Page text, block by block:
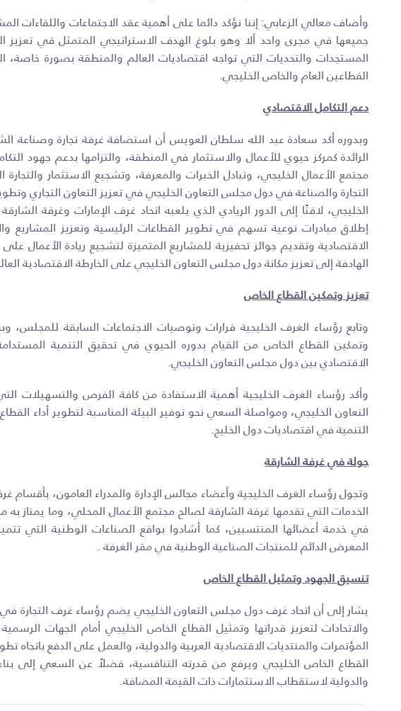
وأضاف معالي الزعابي: إننا نؤكد دائما على أهمية عقد الاجتماعات واللقاءات
جميعها في مجرى واحد ألا وهو بلوغ الهدف الاستراتيجي المتمثل في
المستجدات والتحديات التي تواجه اقتصاديات العالم والمنطقة بصورة خاصة،
القطاعين العام والخاص الخليجي.
دعم التكامل الاقتصادي
وبدوره أكد سعادة عبد الله سلطان العويس أن استضافة غرفة تجارة وصناعة
الرائدة كمركز حيوي للأعمال والاستثمار في المنطقة، والتزامها بدعم جهود
مجتمع الأعمال الخليجي، وتبادل الخبرات والمعرفة، وتشجيع الاستثمار
التجارة والصناعة في دول مجلس التعاون الخليجي في تعزيز التعاون التجاري
الخليجي، لافتًا إلى الدور الريادي الذي يلعبه اتحاد غرف الإمارات وغرفة
إطلاق مبادرات نوعية تسهم في تطوير القطاعات الرئيسية وتعزيز المشاريع
الاقتصادية وتقديم جوائز تحفيزية للمشاريع المتميزة لتشجيع ريادة
الهادفة إلى تعزيز مكانة دول مجلس التعاون الخليجي على الخارطة الاقتصادية
تعزيز وتمكين القطاع الخاص
وتابع رؤساء الغرف الخليجية قرارات وتوصيات الاجتماعات السابقة للمجلس،
وتمكين القطاع الخاص من القيام بدوره الحيوي في تحقيق التنمية
الاقتصادي بين دول مجلس التعاون الخليجي.
وأكد رؤساء الغرف الخليجية أهمية الاستفادة من كافة الفرص والتسهيلات
التعاون الخليجي، ومواصلة السعي نحو توفير البيئة المناسبة لتطوير أداء
التنمية في اقتصاديات دول الخليج.
جولة في غرفة الشارقة
وتجول رؤساء الغرف الخليجية وأعضاء مجالس الإدارة والمدراء العامون، بأقسام
الخدمات التي تقدمها غرفة الشارقة لصالح مجتمع الأعمال المحلي، وما يمتاز
في خدمة أعضائها المنتسبين، كما أشادوا بواقع الصناعات الوطنية التي
المعرض الدائم للمنتجات الصناعية الوطنية في مقر الغرفة.
تنسيق الجهود وتمثيل القطاع الخاص
يشار إلى أن اتحاد غرف دول مجلس التعاون الخليجي يضم رؤساء غرف التجارة
والاتحادات لتعزيز قدراتها وتمثيل القطاع الخاص الخليجي أمام الجهات
المؤتمرات والمنتديات الاقتصادية العربية والدولية، والعمل على الدفع باتجاه
القطاع الخاص الخليجي ويرفع من قدرته التنافسية، فضلاً عن السعي إلى
والدولية لاستقطاب الاستثمارات ذات القيمة المضافة.